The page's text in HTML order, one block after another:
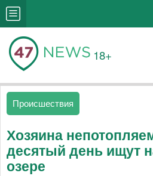
18+
Происшествия
Хозяина
десятый день ищут
озере